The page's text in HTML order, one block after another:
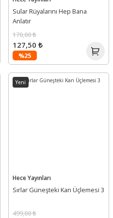
Sular Rüyalarını Hep Bana
Anlatır
%25
170,00 ₺
127,50 ₺
Yeni
Hece Yayınları
Sırlar Güneşteki Kan Üçlemesi 3
499,00 ₺